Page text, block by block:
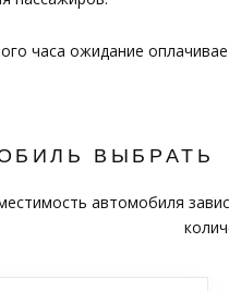
часа ожидание
ВЫБРАТЬ
автомобиля